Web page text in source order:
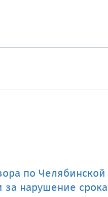
по Челябинской
за нарушение срока